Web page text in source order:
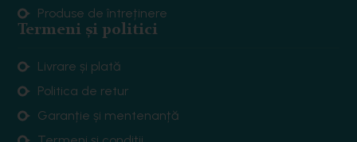
Produse de întreținere
Termeni și politici
Livrare și plată
Politica de retur
Garanție și mentenanță